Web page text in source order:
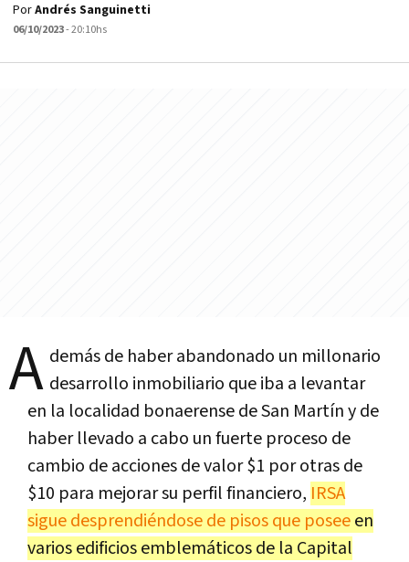
PorAndrés Sanguinetti
06/10/2023- 20:10hs
A demás de haber abandonado un millonario
desarrollo inmobiliario que iba a levantar
en la localidad bonaerense de San Martín y de
haber llevado a cabo un fuerte proceso de
cambio de acciones de valor $1 por otras de
$10 para mejorar su perfil financiero, IRSA
sigue desprendiéndose de pisos que poseeen
varios edificios emblemáticos de la Capital